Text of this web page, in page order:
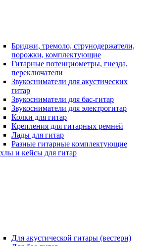
Бриджи, тремоло, струнодержатели,
порожки, комплектующие
Гитарные потенциометры, гнезда,
переключатели
Звукосниматели для акустических
гитар
Звукосниматели для бас-гитар
Звукосниматели для электрогитар
Колки для гитар
Крепления для гитарных ремней
Лады для гитар
Разные гитарные комплектующие
и кейсы для гитар
Для акустической гитары (вестерн)